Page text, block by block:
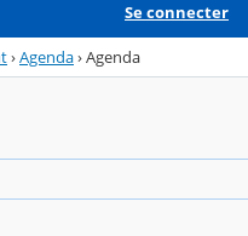
Se connecter
›Agenda›Agenda